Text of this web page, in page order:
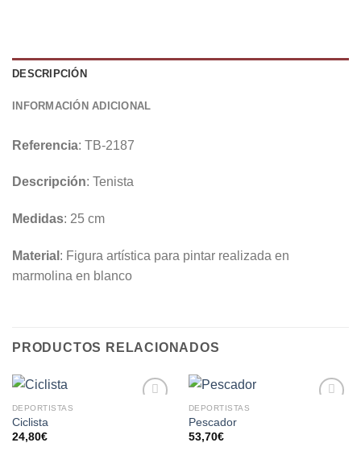
DESCRIPCIÓN
INFORMACIÓN ADICIONAL
Referencia: TB-2187
Descripción: Tenista
Medidas: 25 cm
Material : Figura artística para pintar realizada en
marmolina en blanco
PRODUCTOS RELACIONADOS
DEPORTISTAS
Ciclista
24,80€
DEPORTISTAS
Pescador
53,70€